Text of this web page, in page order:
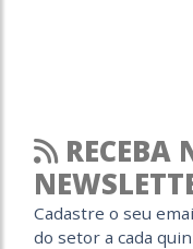
RECEBA
Cadastre o seu
do setor a cada